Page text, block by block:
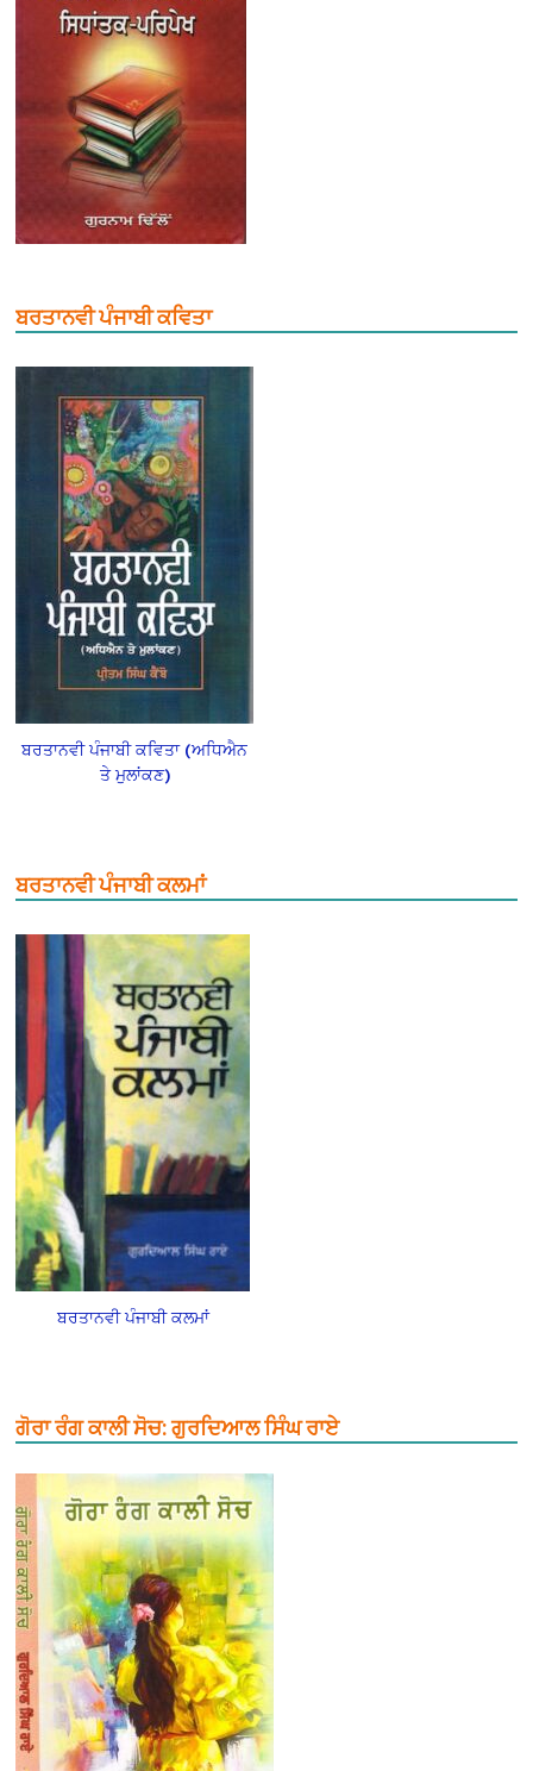
ਬਰਤਾਨਵੀ ਪੰਜਾਬੀ ਕਵਿਤਾ
ਬਰਤਾਨਵੀ ਪੰਜਾਬੀ ਕਵਿਤਾ (ਅਧਿਐਨ
ਤੇ ਮੁਲਾਂਕਣ)
ਬਰਤਾਨਵੀ ਪੰਜਾਬੀ ਕਲਮਾਂ
ਬਰਤਾਨਵੀ ਪੰਜਾਬੀ ਕਲਮਾਂ
ਗੋਰਾ ਰੰਗ ਕਾਲੀ ਸੋਚ: ਗੁਰਦਿਆਲ ਸਿੰਘ ਰਾਏ